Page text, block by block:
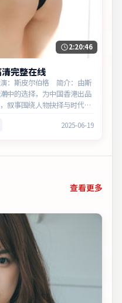
2:20:46
完整在线
：斯皮尔伯格 简介：由斯
中的选择，为中国香港出品
叙事围绕人物抉择与时代氛
2025-06-19
查看更多